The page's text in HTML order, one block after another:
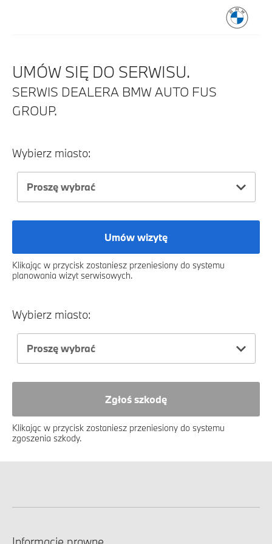
UMÓW SIĘ DO SERWISU.
SERWIS DEALERA BMW AUTO FUS
GROUP.
Wybierz miasto:
Proszę wybrać
Umów wizytę
Klikając w przycisk zostaniesz przeniesiony do systemu
planowania wizyt serwisowych.
Wybierz miasto:
Proszę wybrać
Zgłoś szkodę
Klikając w przycisk zostaniesz przeniesiony do systemu
zgoszenia szkody.